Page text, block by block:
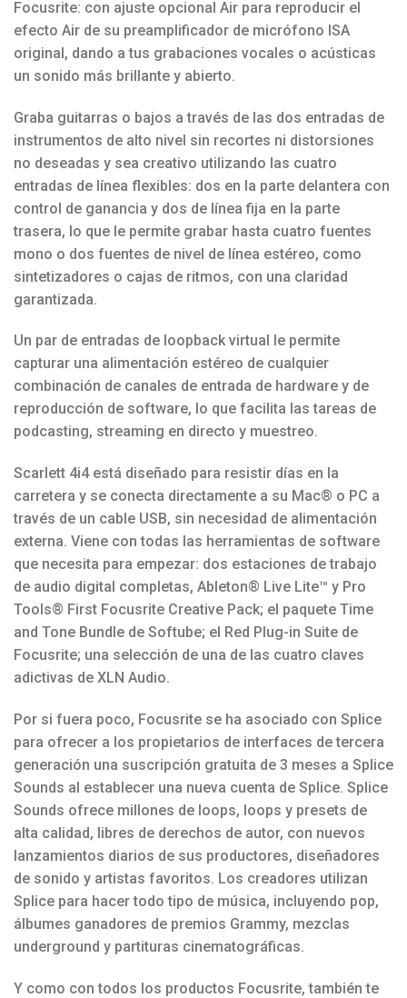
Focusrite: con ajuste opcional Air para reproducir el
efecto Air de su preamplificador de micrófono ISA
original, dando a tus grabaciones vocales o acústicas
un sonido más brillante y abierto.
Graba guitarras o bajos a través de las dos entradas de
instrumentos de alto nivel sin recortes ni distorsiones
no deseadas y sea creativo utilizando las cuatro
entradas de línea flexibles: dos en la parte delantera con
control de ganancia y dos de línea fija en la parte
trasera, lo que le permite grabar hasta cuatro fuentes
mono o dos fuentes de nivel de línea estéreo, como
sintetizadores o cajas de ritmos, con una claridad
garantizada.
Un par de entradas de loopback virtual le permite
capturar una alimentación estéreo de cualquier
combinación de canales de entrada de hardware y de
reproducción de software, lo que facilita las tareas de
podcasting, streaming en directo y muestreo.
Scarlett 4i4 está diseñado para resistir días en la
carretera y se conecta directamente a su Mac® o PC a
través de un cable USB, sin necesidad de alimentación
externa. Viene con todas las herramientas de software
que necesita para empezar: dos estaciones de trabajo
de audio digital completas, Ableton® Live Lite™ y Pro
Tools® First Focusrite Creative Pack; el paquete Time
and Tone Bundle de Softube; el Red Plug-in Suite de
Focusrite; una selección de una de las cuatro claves
adictivas de XLN Audio.
Por si fuera poco, Focusrite se ha asociado con Splice
para ofrecer a los propietarios de interfaces de tercera
generación una suscripción gratuita de 3 meses a Splice
Sounds al establecer una nueva cuenta de Splice. Splice
Sounds ofrece millones de loops, loops y presets de
alta calidad, libres de derechos de autor, con nuevos
lanzamientos diarios de sus productores, diseñadores
de sonido y artistas favoritos. Los creadores utilizan
Splice para hacer todo tipo de música, incluyendo pop,
álbumes ganadores de premios Grammy, mezclas
underground y partituras cinematográficas.
Y como con todos los productos Focusrite, también te